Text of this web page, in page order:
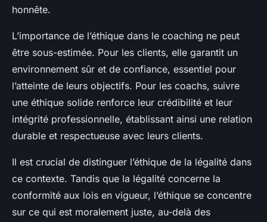
honnête.
L’importance de l’éthique dans le coaching ne peut
être sous-estimée. Pour les clients, elle garantit un
environnement sûr et de confiance, essentiel pour
l’atteinte de leurs objectifs. Pour les coachs, suivre
une éthique solide renforce leur crédibilité et leur
intégrité professionnelle, établissant ainsi une relation
durable et respectueuse avec leurs clients.
Il est crucial de distinguer l’éthique de la légalité dans
ce contexte. Tandis que la légalité concerne la
conformité aux lois en vigueur, l’éthique se concentre
sur ce qui est moralement juste, au-delà des